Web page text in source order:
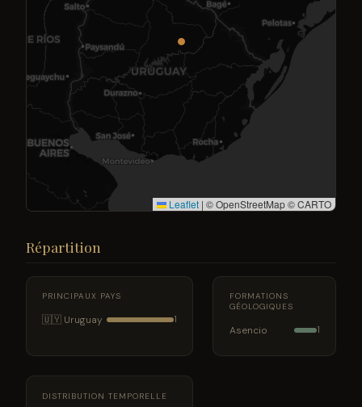
Leaflet | © OpenStreetMap © CARTO
Répartition
PRINCIPAUX PAYS
🇺🇾 Uruguay 1
FORMATIONS
GÉOLOGIQUES
Asencio 1
DISTRIBUTION TEMPORELLE